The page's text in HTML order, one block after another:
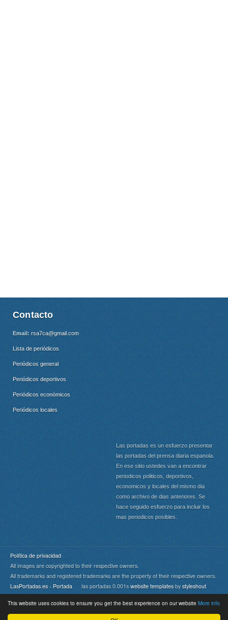
This website uses cookies to ensure you get the best experience on our website More info
Contacto
Email: rsa7ca@gmail.com
Lista de periódicos
Periódicos general
Periódicos deportivos
Periódicos económicos
Periódicos locales
Las portadas es un esfuerzo presentar
las portadas del prensa diaria espanola.
En ese sitio ustedes van a encontrar
periodicos politicos, deportivos,
economicos y locales del mismo dia
como archivo de dias anteriores. Se
hace seguido esfuerzo para incluir los
mas periodicos posibles.
Política de privacidad
All images are copyrighted to their respective owners.
All trademarks and registered trademarks are the property of their respective owners.
LasPortadas.es - Portada las portadas 0.001s website templates by styleshout